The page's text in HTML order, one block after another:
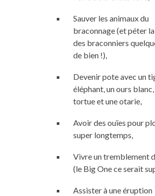
Sauver les animaux du
braconnage (et péter
des braconniers
de bien !),
Devenir pote avec un
éléphant, un ours blanc,
tortue et une otarie,
Avoir des ouïes pour
super longtemps,
Vivre un tremblement
(le Big One ce serait
Assister à une éruption